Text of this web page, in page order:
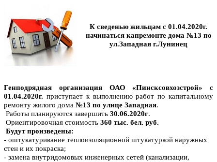
К сведенью жильцам с 01.04.2020г.
начинаться капремонте дома №13 по
ул.Западная г.Лунинец
Генподрядная организация ОАО «Пинсксовхозстрой» с
01.04.2020г. приступает к выполнению работ по капитальному
ремонту жилого дома №13 по улице Западная.
Работы планируются завершить 30.06.2020г.
Ориентировочная стоимость 360 тыс. бел. руб.
Будут произведены:
- оштукатуривание теплоизоляционной штукатуркой наружных
стен и их покраска;
- замена внутридомовых инженерных сетей (канализации,